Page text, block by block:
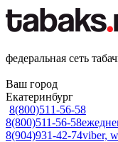
федеральная сеть
Ваш город
Екатеринбург
8(800)511-56-58
8(800)511-56-58
8(904)931-42-74viber,